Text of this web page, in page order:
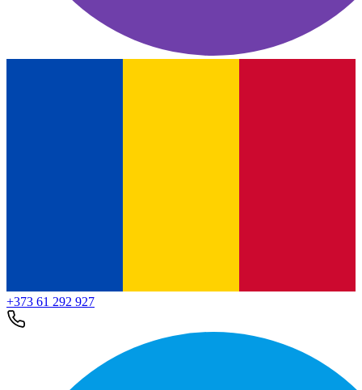
+373 61 292 927